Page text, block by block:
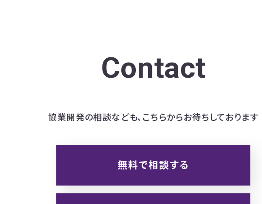
Contact
協業開発の相談なども、 こちらからお待ちしております
無料で相談する